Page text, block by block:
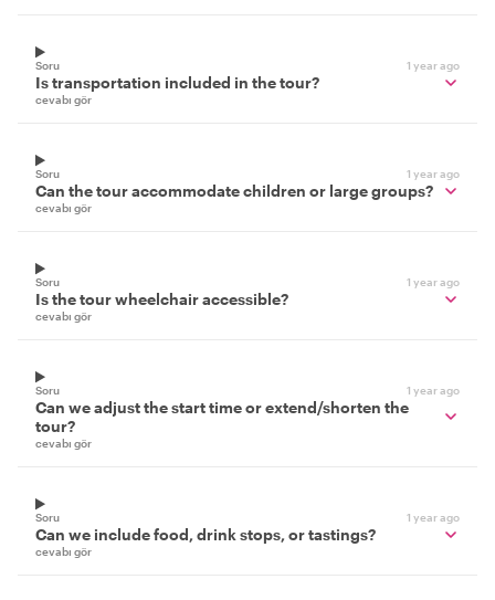
Soru 1 year ago
Is transportation included in the tour?
cevabı gör
Soru 1 year ago
Can the tour accommodate children or large groups?
cevabı gör
Soru 1 year ago
Is the tour wheelchair accessible?
cevabı gör
Soru 1 year ago
Can we adjust the start time or extend/shorten the
tour?
cevabı gör
Soru 1 year ago
Can we include food, drink stops, or tastings?
cevabı gör